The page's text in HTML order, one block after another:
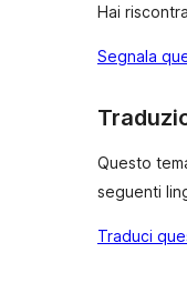
Hai
Segnala
Questo
seguenti
Traduci